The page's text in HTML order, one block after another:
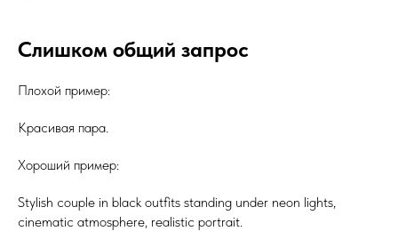
Слишком общий запрос
Плохой пример:
Красивая пара.
Хороший пример:
Stylish couple in black outfits standing under neon lights,
cinematic atmosphere, realistic portrait.